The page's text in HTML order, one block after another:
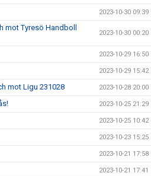
2023-10-30 09:39
mot Tyresö Handboll
2023-10-30 00:20
2023-10-29 16:50
2023-10-29 15:42
mot Ligu 231028 2023-10-28 20:00
2023-10-25 21:29
2023-10-25 10:42
2023-10-23 15:25
2023-10-21 17:58
2023-10-21 17:41